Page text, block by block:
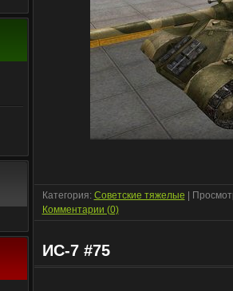
Категория: Советские тяжелые |
Комментарии (0)
ИС-7 #75